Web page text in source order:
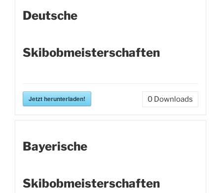
Deutsche
Skibobmeisterschaften
Jetzt herunterladen! 0 Downloads
Bayerische
Skibobmeisterschaften